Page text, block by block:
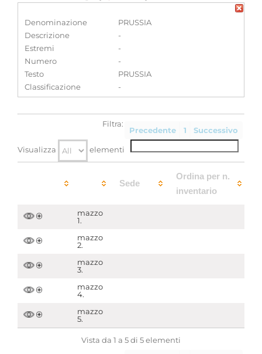
Denominazione
PRUSSIA
Descrizione
-
Estremi
-
Numero
-
Testo
PRUSSIA
Classificazione
-
Precedente 1 Successivo
Visualizza elementi
Filtra:
Sede
Ordina per n.
inventario
mazzo
1.
mazzo
2.
mazzo
3.
mazzo
4.
mazzo
5.
Vista da 1 a 5 di 5 elementi